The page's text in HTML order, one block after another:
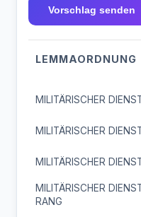
Vorschlag senden
LEMMAORDNUNG
MILITÄRISCHER
MILITÄRISCHER
MILITÄRISCHER
MILITÄRISCHER
RANG